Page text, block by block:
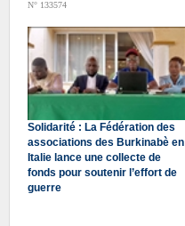
N° 133574
Solidarité : La Fédération des
associations des Burkinabè en
Italie lance une collecte de
fonds pour soutenir l’effort de
guerre